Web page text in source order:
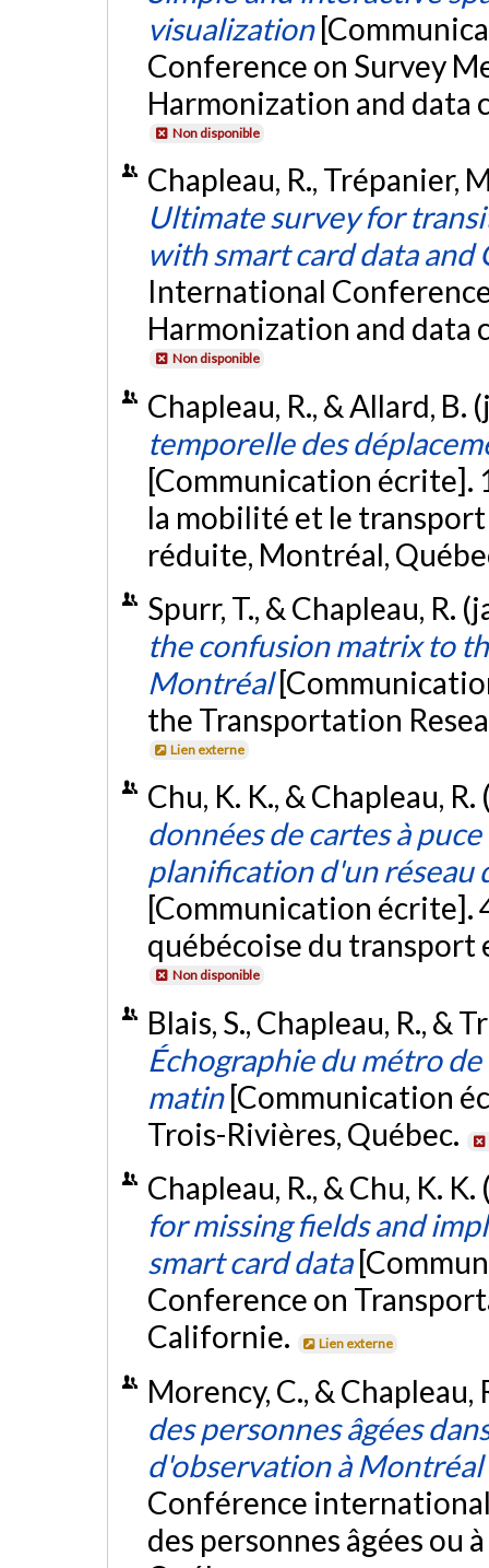
visualization
Conference on Survey
Harmonization and data
Non disponible
Chapleau, R., Trépanier,
Ultimate survey for
with smart card data and
International
Harmonization and data
Non disponible
Chapleau, R., & Allard, B.
temporelle des
[Communication écrite].
la mobilité et le
réduite, Montréal,
Spurr, T., & Chapleau, R.
the confusion matrix to
Montréal
the Transportation
Lien externe
Chu, K. K., & Chapleau,
données de cartes à
planification d'un réseau
[Communication écrite].
québécoise du transport
Non disponible
Blais, S., Chapleau, R., &
Échographie du métro
matin [Communication
Trois-Rivières, Québec.
Chapleau, R., & Chu, K.
for missing fields and
smart card data
Conference on
Californie.
Lien externe
Morency, C., &
des personnes âgées
d'observation à Montréal
Conférence
des personnes âgées